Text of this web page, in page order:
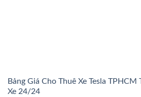
Bảng Giá Cho Thuê Xe Tesla
Xe 24/24